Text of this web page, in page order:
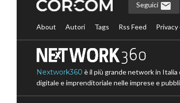
Seguici
About Autori Tags Rss Feed Privacy
Nextwork360 è il più grande network in
digitale e imprenditoriale nelle imprese e